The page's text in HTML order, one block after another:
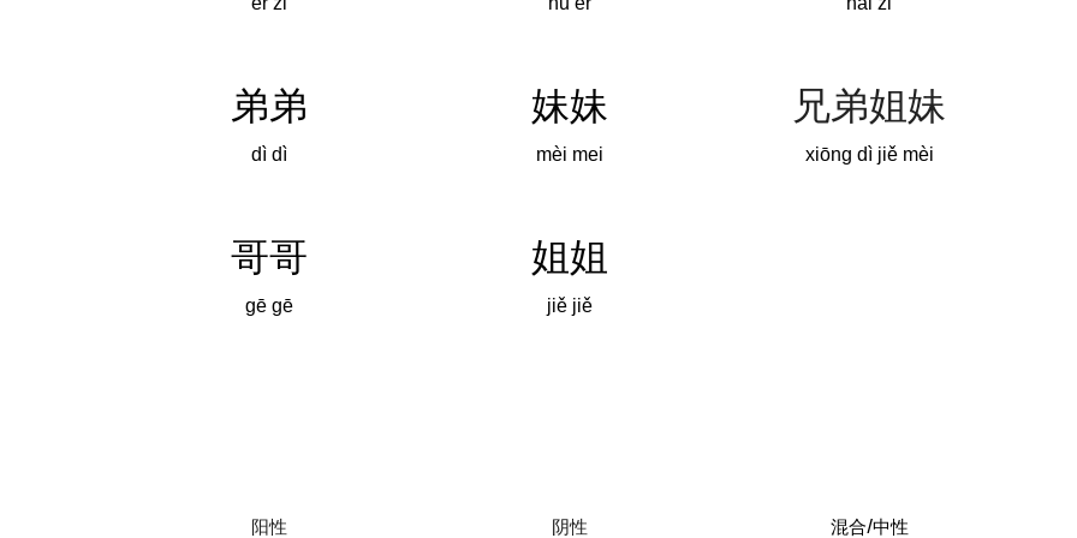
弟弟
dì dì
哥哥
gē gē
妹妹
mèi mei
姐姐
jiě jiě
兄弟姐妹
xiōng dì jiě mèi
阳性 阴性 混合/中性